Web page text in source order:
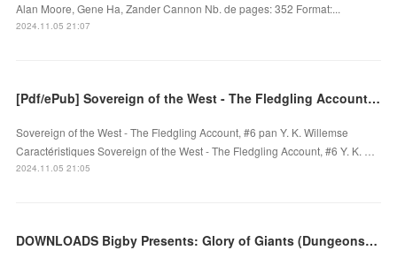
Alan Moore, Gene Ha, Zander Cannon Nb. de pages: 352 Format:...
2024.11.05 21:07
[Pdf/ePub] Sovereign of the West - The Fledgling Account, #6 by Y. K. Willemse download ebook
Sovereign of the West - The Fledgling Account, #6 pan Y. K. Willemse
Caractéristiques Sovereign of the West - The Fledgling Account, #6 Y. K. …
2024.11.05 21:05
DOWNLOADS Bigby Presents: Glory of Giants (Dungeons & Dragons Expansion Book) by Wizards, RPG Team